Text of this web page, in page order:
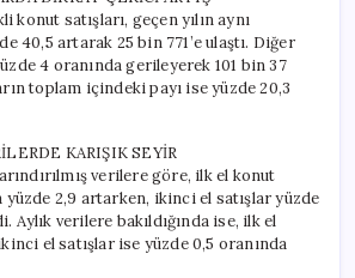
konut satışları, geçen yılın aynı
40,5 artarak 25 bin 771’e ulaştı. Diğer
4 oranında gerileyerek 101 bin 37
toplam içindeki payı ise yüzde 20,3
KARIŞIK SEYİR
verilere göre, ilk el konut
yüzde 2,9 artarken, ikinci el satışlar yüzde
Aylık verilere bakıldığında ise, ilk el
el satışlar ise yüzde 0,5 oranında